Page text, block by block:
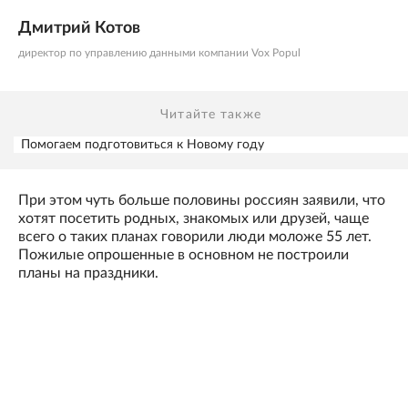
Дмитрий Котов
директор по управлению данными компании Vox Popul
Читайте также
Помогаем подготовиться к Новому году
При этом чуть больше половины россиян заявили, что
хотят посетить родных, знакомых или друзей, чаще
всего о таких планах говорили люди моложе 55 лет.
Пожилые опрошенные в основном не построили
планы на праздники.